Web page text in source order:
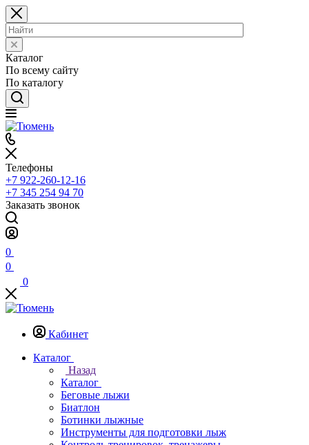
Каталог
По всему сайту
По каталогу
Телефоны
+7 922-260-12-16
+7 345 254 94 70
Заказать звонок
0
0
0
Кабинет
Каталог
Назад
Каталог
Беговые лыжи
Биатлон
Ботинки лыжные
Инструменты для подготовки лыж